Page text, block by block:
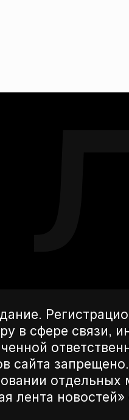
в сфере связи,
сайта
лента новостей»